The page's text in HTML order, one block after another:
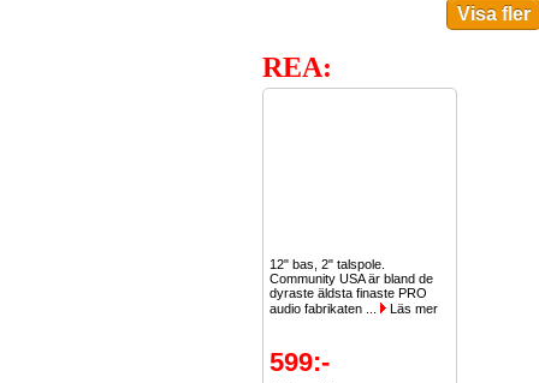
REA:
12" bas, 2" talspole.
Community USA är bland de
dyraste äldsta finaste PRO
audio fabrikaten ...
Läs mer
599:-